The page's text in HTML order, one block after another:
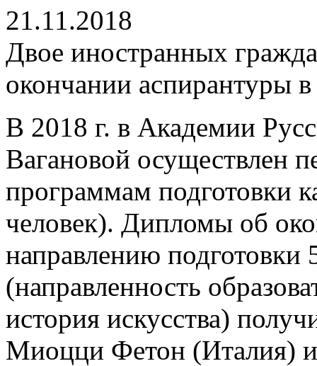
21.11.2018
Двое иностранных
окончании аспирантуры
В 2018 г. в Академии
Вагановой осуществлен
программам подготовки
человек). Дипломы об
направлению подготовки
(направленность
история искусства)
Миоцци Фетон (Италия)